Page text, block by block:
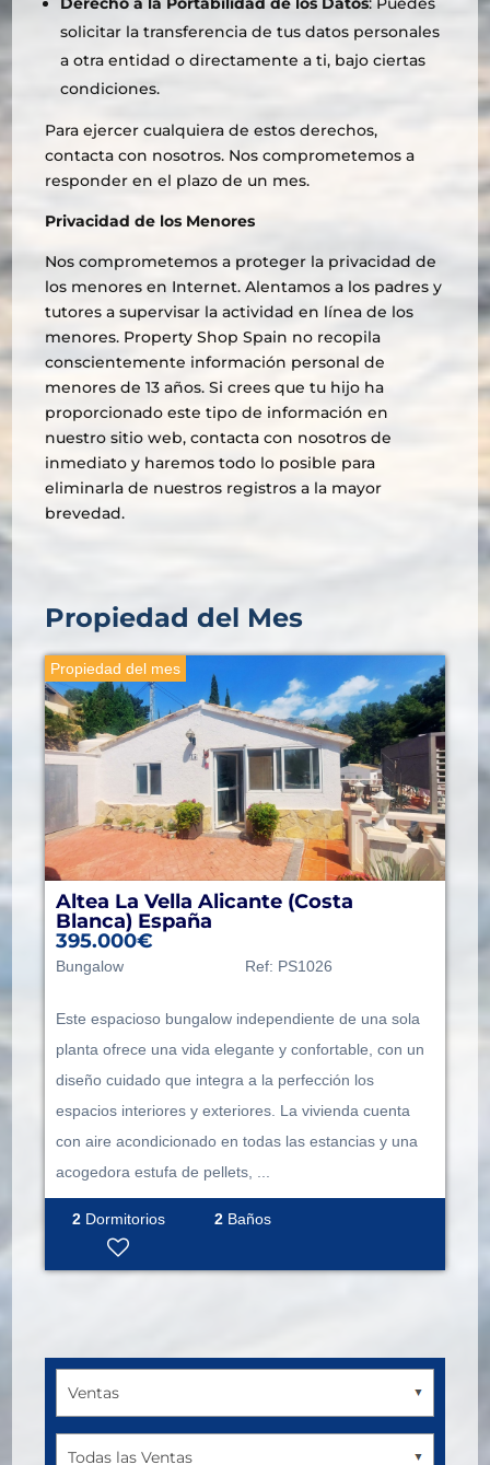
solicitar la transferencia de tus datos personales
a otra entidad o directamente a ti, bajo ciertas
condiciones.
Para ejercer cualquiera de estos derechos,
contacta con nosotros. Nos comprometemos a
responder en el plazo de un mes.
Privacidad de los Menores
Nos comprometemos a proteger la privacidad de
los menores en Internet. Alentamos a los padres y
tutores a supervisar la actividad en línea de los
menores. Property Shop Spain no recopila
conscientemente información personal de
menores de 13 años. Si crees que tu hijo ha
proporcionado este tipo de información en
nuestro sitio web, contacta con nosotros de
inmediato y haremos todo lo posible para
eliminarla de nuestros registros a la mayor
brevedad.
Propiedad del Mes
Propiedad del mes
Altea La Vella Alicante (Costa
Blanca) España
395.000€
Bungalow Ref: PS1026
Este espacioso bungalow independiente de una sola
planta ofrece una vida elegante y confortable, con un
diseño cuidado que integra a la perfección los
espacios interiores y exteriores. La vivienda cuenta
con aire acondicionado en todas las estancias y una
acogedora estufa de pellets, ...
2Dormitorios 2 Baños